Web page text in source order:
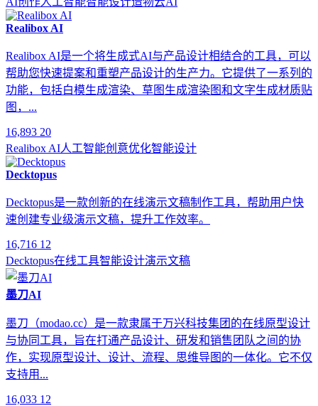
Realibox AI
Realibox AI是一个将生成式AI与产品设计相结合的工具，可以
帮助您快速提案和重塑产品设计的生产力。它提供了一系列的
功能，包括白模生成渲染、草图生成渲染图和文字生成材质贴
图，...
16,893 20
Realibox AI人工智能创意优化智能设计
Decktopus
Decktopus是一款创新的在线演示文稿制作工具，帮助用户快
速创建专业级演示文稿，提升工作效率。
16,716 12
Decktopus在线工具智能设计演示文稿
墨刀AI
墨刀（modao.cc）是一款隶属于万兴科技集团的在线原型设计
与协同工具，旨在打通产品设计、研发和销售团队之间的协
作，实现原型设计、设计、流程、思维导图的一体化。它不仅
支持用...
16,033 12